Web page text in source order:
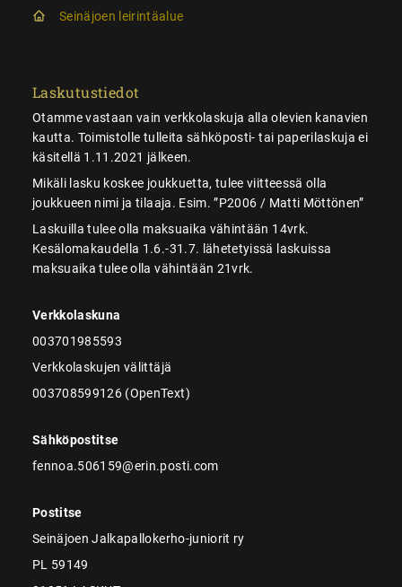
Seinäjoen leirintäalue
Laskutustiedot
Otamme vastaan vain verkkolaskuja alla olevien kanavien
kautta. Toimistolle tulleita sähköposti- tai paperilaskuja ei
käsitellä 1.11.2021 jälkeen.
Mikäli lasku koskee joukkuetta, tulee viitteessä olla
joukkueen nimi ja tilaaja. Esim. ”P2006 / Matti Möttönen”
Laskuilla tulee olla maksuaika vähintään 14vrk.
Kesälomakaudella 1.6.-31.7. lähetetyissä laskuissa
maksuaika tulee olla vähintään 21vrk.
Verkkolaskuna
003701985593
Verkkolaskujen välittäjä
003708599126 (OpenText)
Sähköpostitse
fennoa.506159@erin.posti.com
Postitse
Seinäjoen Jalkapallokerho-juniorit ry
PL 59149